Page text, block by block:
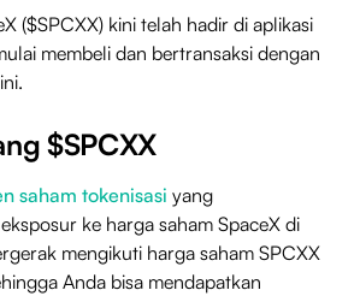
($SPCXX) kini telah hadir di aplikasi
membeli dan bertransaksi dengan
$SPCXX
saham tokenisasi yang
ke harga saham SpaceX di
mengikuti harga saham SPCXX
Anda bisa mendapatkan